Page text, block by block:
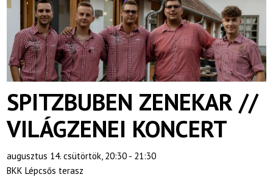
SPITZBUBEN ZENEKAR //
VILÁGZENEI KONCERT
augusztus 14. csütörtök, 20:30 - 21:30
BKK Lépcsős terasz